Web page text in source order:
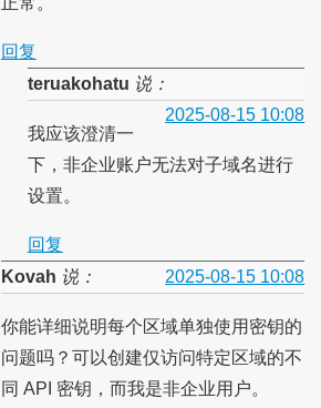
回复
teruakohatu 说：
2025-08-15 10:08
我应该澄清一
下，非企业账户无法对子域名进行
设置。
回复
Kovah 说： 2025-08-15 10:08
你能详细说明每个区域单独使用密钥的
问题吗？可以创建仅访问特定区域的不
同 API 密钥，而我是非企业用户。